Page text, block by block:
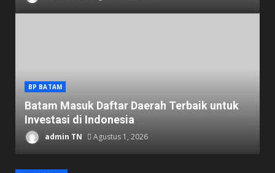
BP BATAM
Batam Masuk Daftar Daerah Terbaik untuk
Investasi di Indonesia
admin TN Agustus 1, 2026